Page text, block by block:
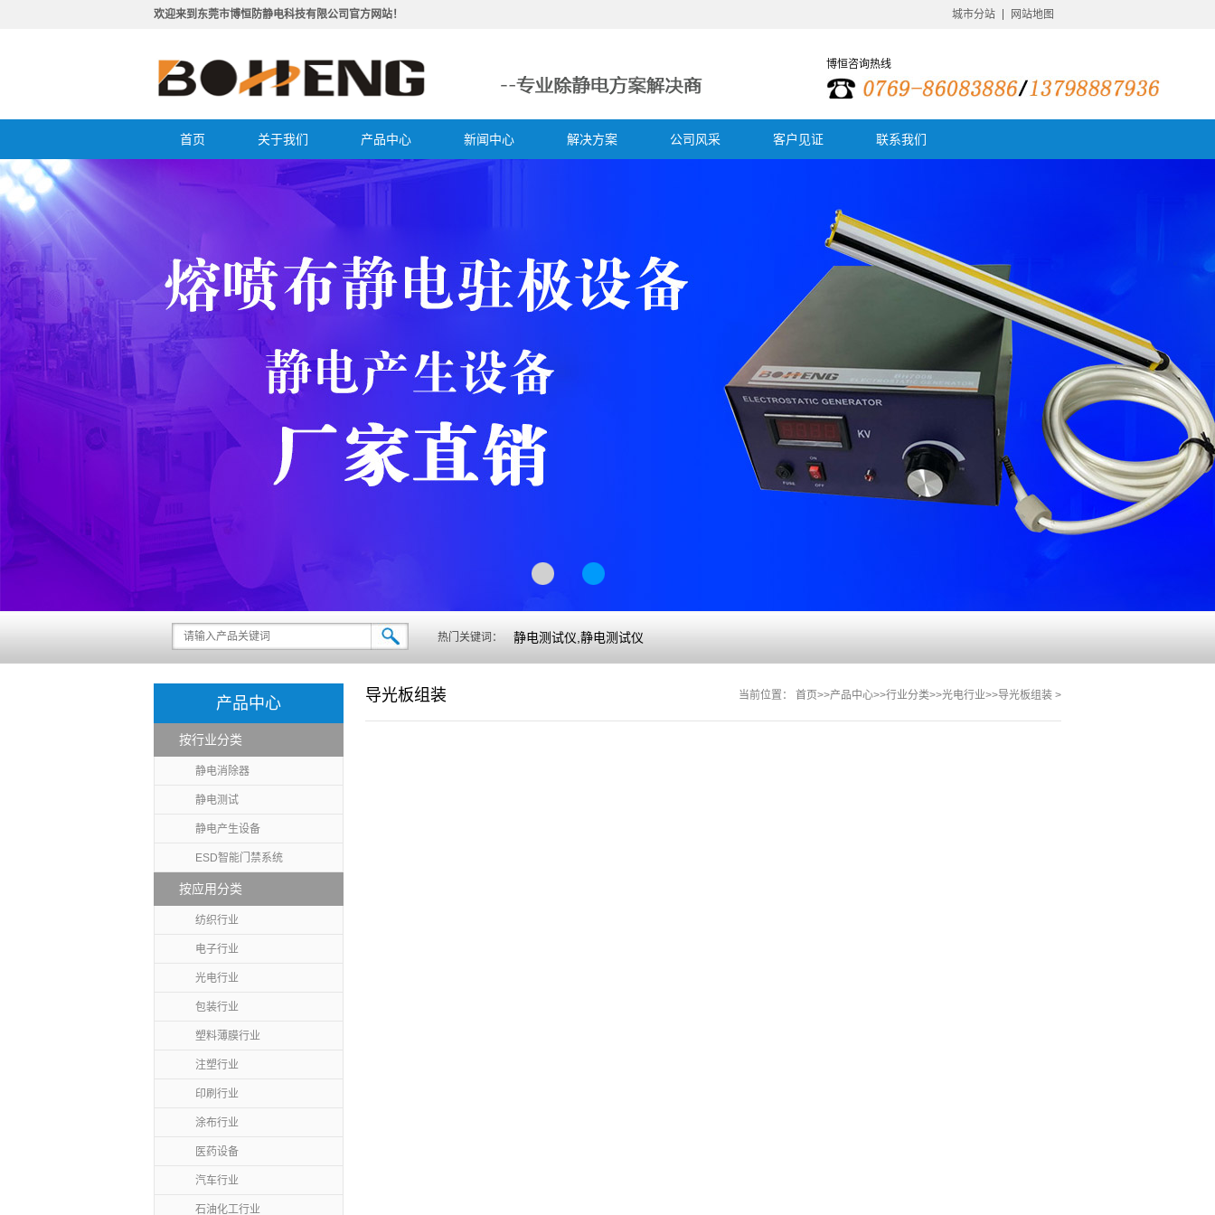
欢迎来到东莞市博恒防静电科技有限公司官方网站！ 城市分站 网站地图
博恒咨询热线
首页 关于我们 产品中心 新闻中心 解决方案 公司风采 客户见证 联系我们
热门关键词： 静电测试仪,静电测试仪
产品中心
按行业分类
静电消除器
静电测试
静电产生设备
ESD智能门禁系统
按应用分类
纺织行业
电子行业
光电行业
包装行业
塑料薄膜行业
注塑行业
印刷行业
涂布行业
医药设备
汽车行业
石油化工行业
当前位置： 首页>>产品中心>>行业分类>>光电行业>>导光板组装 >
导光板组装